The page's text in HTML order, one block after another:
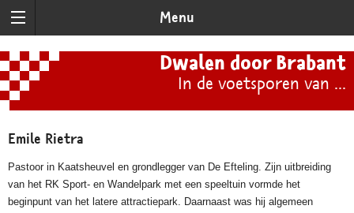
Menu
Dwalen door Brabant
In de voetsporen van ...
Emile Rietra
Pastoor in Kaatsheuvel en grondlegger van De Efteling. Zijn uitbreiding
van het RK Sport- en Wandelpark met een speeltuin vormde het
beginpunt van het latere attractiepark. Daarnaast was hij algemeen